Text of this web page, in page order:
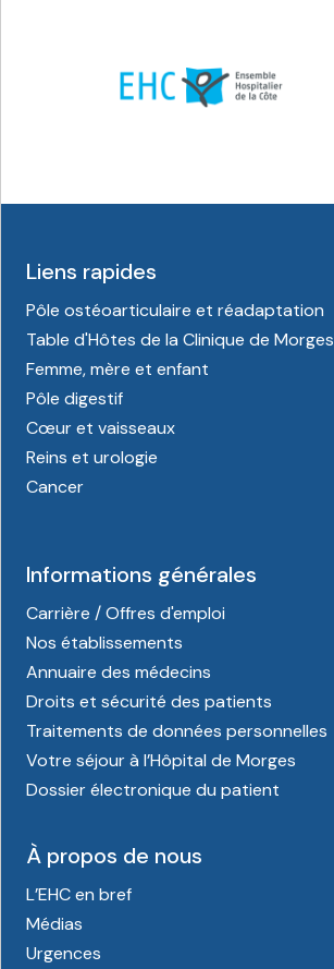
Liens rapides
Pôle ostéoarticulaire et réadaptation
Table d'Hôtes de la Clinique de Morges
Femme, mère et enfant
Pôle digestif
Cœur et vaisseaux
Reins et urologie
Cancer
Informations générales
Carrière / Offres d'emploi
Nos établissements
Annuaire des médecins
Droits et sécurité des patients
Traitements de données personnelles
Votre séjour à l’Hôpital de Morges
Dossier électronique du patient
À propos de nous
L’EHC en bref
Médias
Urgences